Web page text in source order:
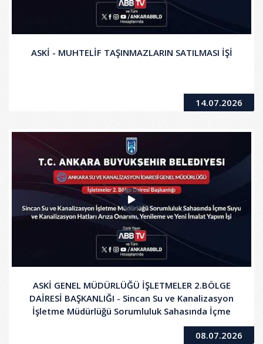
ASKİ - MUHTELİF TAŞINMAZLARIN SATILMASI İŞİ
14.07.2026
ASKİ GENEL MÜDÜRLÜĞÜ İŞLETMELER 2.BÖLGE
DAİRESİ BAŞKANLIĞI - Sincan Su ve Kanalizasyon
İşletme Müdürlüğü Sorumluluk Sahasında İçme
Suyu ve Kanalizasyon Hatları Arıza Onarımı,
Yenileme ve Yeni İmalat Yapım İşi08.07.2026